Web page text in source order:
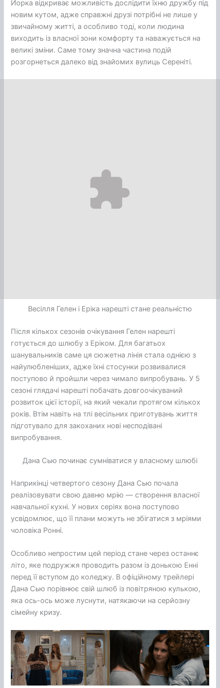
Йорка відкриває можливість дослідити їхню дружбу під
новим кутом, адже справжні друзі потрібні не лише у
звичайному житті, а особливо тоді, коли людина
виходить із власної зони комфорту та наважується на
великі зміни. Саме тому значна частина подій
розгорнеться далеко від знайомих вулиць Сереніті.
Весілля Гелен і Еріка нарешті стане реальністю
Після кількох сезонів очікування Гелен нарешті
готується до шлюбу з Еріком. Для багатьох
шанувальників саме ця сюжетна лінія стала однією з
найулюбленіших, адже їхні стосунки розвивалися
поступово й пройшли через чимало випробувань. У 5
сезоні глядачі нарешті побачать довгоочікуваний
розвиток цієї історії, на який чекали протягом кількох
років. Втім навіть на тлі весільних приготувань життя
підготувало для закоханих нові несподівані
випробування.
Дана Сью починає сумніватися у власному шлюбі
Наприкінці четвертого сезону Дана Сью почала
реалізовувати свою давню мрію — створення власної
навчальної кухні. У нових серіях вона поступово
усвідомлює, що її плани можуть не збігатися з мріями
чоловіка Ронні.
Особливо непростим цей період стане через останнє
літо, яке подружжя проводить разом із донькою Енні
перед її вступом до коледжу. В офіційному трейлері
Дана Сью порівнює свій шлюб із повітряною кулькою,
яка ось-ось може луснути, натякаючи на серйозну
сімейну кризу.